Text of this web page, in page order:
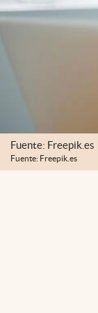
Fuente: Freepik.es
Fuente: Freepik.es